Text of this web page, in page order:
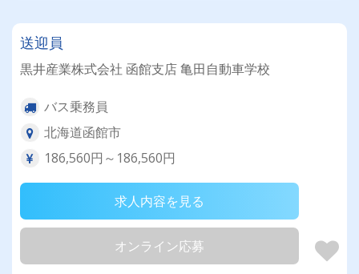
送迎員
黒井産業株式会社 函館支店 亀田自動車学校
バス乗務員
北海道函館市
186,560円～186,560円
求人内容を見る
オンライン応募